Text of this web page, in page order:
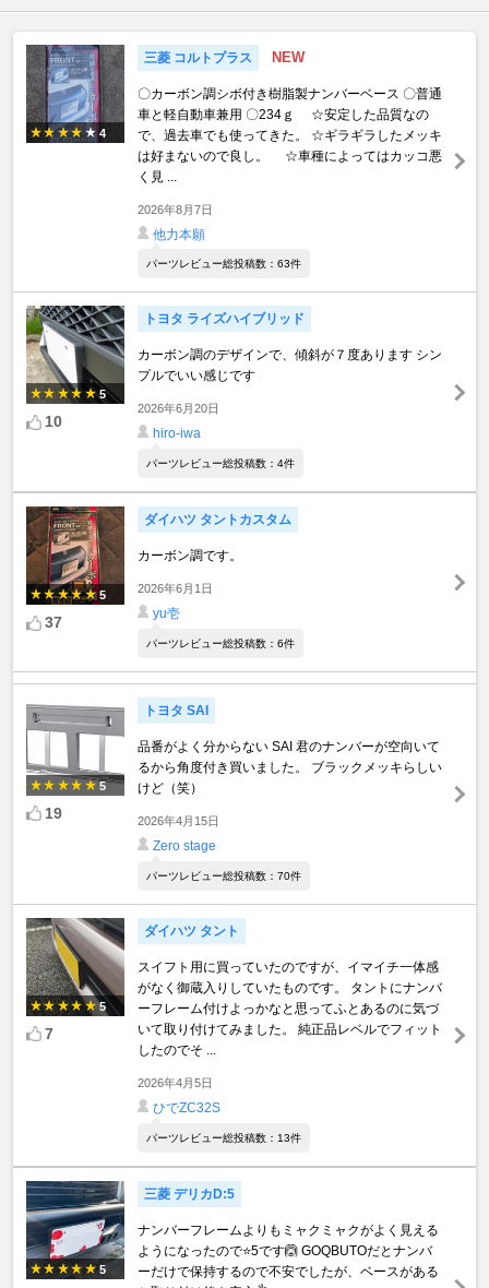
4
三菱 コルトプラス NEW
〇カーボン調シボ付き樹脂製ナンバーベース 〇普通
車と軽自動車兼用 〇234ｇ ☆安定した品質なの
で、過去車でも使ってきた。 ☆ギラギラしたメッキ
は好まないので良し。 ☆車種によってはカッコ悪
く見 ...
2026年8月7日
他力本願
パーツレビュー総投稿数：63件
5
10
トヨタ ライズハイブリッド
カーボン調のデザインで、傾斜が７度あります シン
プルでいい感じです
2026年6月20日
hiro-iwa
パーツレビュー総投稿数：4件
5
37
ダイハツ タントカスタム
カーボン調です。
2026年6月1日
yu壱
パーツレビュー総投稿数：6件
5
19
トヨタ SAI
品番がよく分からない SAI 君のナンバーが空向いて
るから角度付き買いました。 ブラックメッキらしい
けど（笑）
2026年4月15日
Zero stage
パーツレビュー総投稿数：70件
5
7
ダイハツ タント
スイフト用に買っていたのですが、イマイチ一体感
がなく御蔵入りしていたものです。 タントにナンバ
ーフレーム付けよっかなと思ってふとあるのに気づ
いて取り付けてみました。 純正品レベルでフィット
したのでそ ...
2026年4月5日
ひでZC32S
パーツレビュー総投稿数：13件
5
三菱 デリカD:5
ナンバーフレームよりもミャクミャクがよく見える
ようになったので⭐️5です🙆 GOQBUTOだとナンバ
ーだけで保持するので不安でしたが、ベースがある